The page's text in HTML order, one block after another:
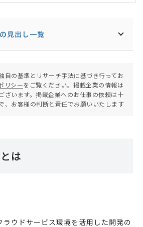
コンテンツ・ブランド）、高度情報処理
報セキュリティアドミニストレータ）。
見出し一覧
自の基準とリサーチ手法に基づき行ってお
リシーをご覧ください。掲載企業の情報は
ざいます。掲載企業へのお仕事の依頼は十
、お客様の判断と責任でお願いいたします
は
ラウドサービス環境を活用した開発の